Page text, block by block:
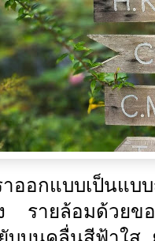
าออกแบบเป็น
รายล้อมด้วยข